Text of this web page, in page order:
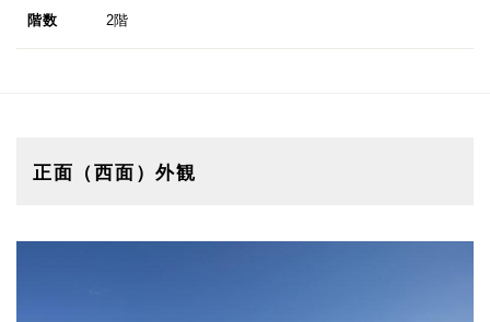
階数 2階
正面（西面）外観